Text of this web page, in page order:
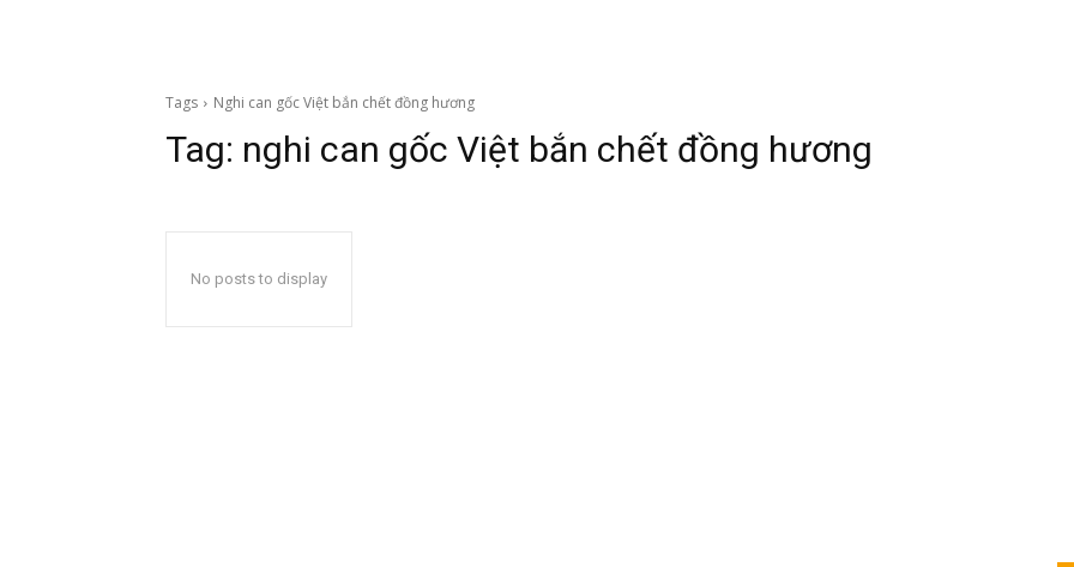
Tags Nghi can gốc Việt bắn chết đồng hương
Tag: nghi can gốc Việt bắn chết đồng hương
No posts to display